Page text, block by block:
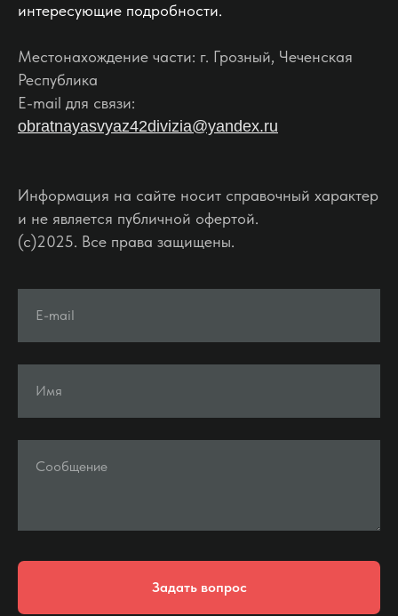
интересующие подробности.
Местонахождение части: г. Грозный, Чеченская
Республика
E-mail для связи:
obratnayasvyaz42divizia@yandex.ru
Информация на сайте носит справочный характер
и не является публичной офертой.
(c)2025. Все права защищены.
E-mail
Имя
Сообщение
Задать вопрос